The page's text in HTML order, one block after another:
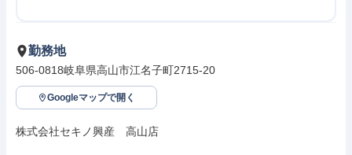
勤務地
506-0818岐阜県高山市江名子町2715-20
Googleマップで開く
株式会社セキノ興産　高山店